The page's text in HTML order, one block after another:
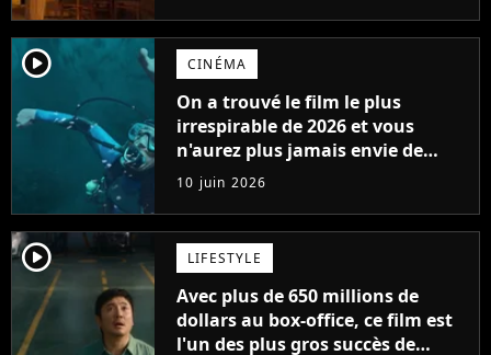
player2 CINÉMA
On a trouvé le film le plus
irrespirable de 2026 et vous
n'aurez plus jamais envie de
vous baigner
10 juin 2026
player2 LIFESTYLE
Avec plus de 650 millions de
dollars au box-office, ce film est
l'un des plus gros succès de